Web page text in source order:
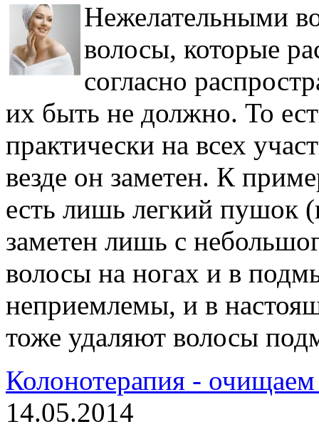
Нежелательными
волосы, которые
согласно
их быть не должно. То
практически на всех
везде он заметен. К
есть лишь легкий пушок
заметен лишь с
волосы на ногах и в
неприемлемы, и в
тоже удаляют волосы
Колонотерапия -
14.05.2014